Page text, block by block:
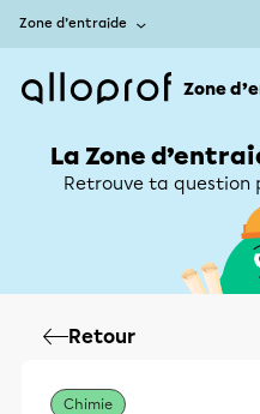
Zone d’entraide
Zone
La Zone
Retrouve ta question
Retour
Chimie